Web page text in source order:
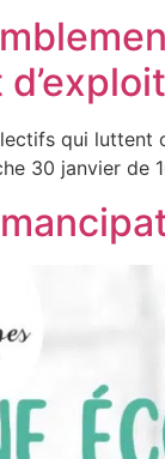
qui
30 janvier de